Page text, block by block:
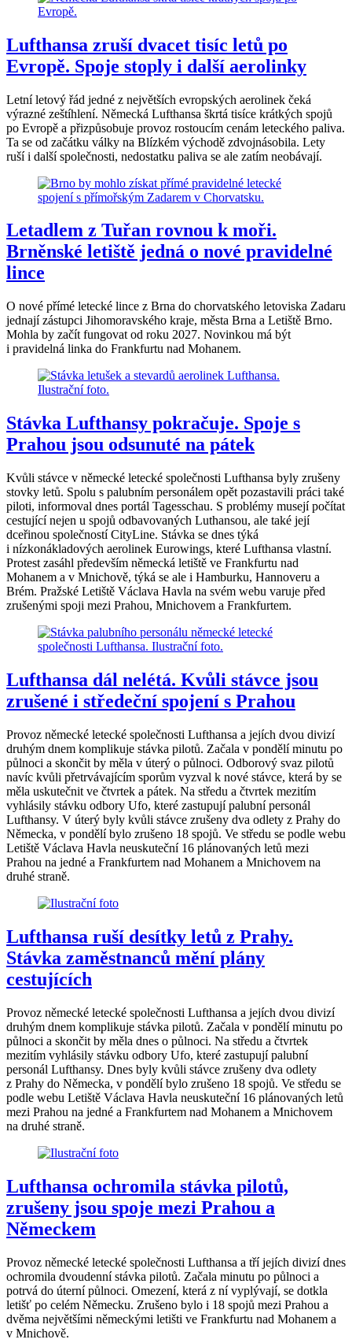
Lufthansa zruší dvacet tisíc letů po
Evropě. Spoje stoply i další aerolinky
Letní letový řád jedné z největších evropských aerolinek čeká
výrazné zeštíhlení. Německá Lufthansa škrtá tisíce krátkých spojů
po Evropě a přizpůsobuje provoz rostoucím cenám leteckého paliva.
Ta se od začátku války na Blízkém východě zdvojnásobila. Lety
ruší i další společnosti, nedostatku paliva se ale zatím neobávají.
Letadlem z Tuřan rovnou k moři.
Brněnské letiště jedná o nové pravidelné
lince
O nové přímé letecké lince z Brna do chorvatského letoviska Zadaru
jednají zástupci Jihomoravského kraje, města Brna a Letiště Brno.
Mohla by začít fungovat od roku 2027. Novinkou má být
i pravidelná linka do Frankfurtu nad Mohanem.
Stávka Lufthansy pokračuje. Spoje s
Prahou jsou odsunuté na pátek
Kvůli stávce v německé letecké společnosti Lufthansa byly zrušeny
stovky letů. Spolu s palubním personálem opět pozastavili práci také
piloti, informoval dnes portál Tagesschau. S problémy musejí počítat
cestující nejen u spojů odbavovaných Luthansou, ale také její
dceřinou společností CityLine. Stávka se dnes týká
i nízkonákladových aerolinek Eurowings, které Lufthansa vlastní.
Protest zasáhl především německá letiště ve Frankfurtu nad
Mohanem a v Mnichově, týká se ale i Hamburku, Hannoveru a
Brém. Pražské Letiště Václava Havla na svém webu varuje před
zrušenými spoji mezi Prahou, Mnichovem a Frankfurtem.
Lufthansa dál nelétá. Kvůli stávce jsou
zrušené i středeční spojení s Prahou
Provoz německé letecké společnosti Lufthansa a jejích dvou divizí
druhým dnem komplikuje stávka pilotů. Začala v pondělí minutu po
půlnoci a skončit by měla v úterý o půlnoci. Odborový svaz pilotů
navíc kvůli přetrvávajícím sporům vyzval k nové stávce, která by se
měla uskutečnit ve čtvrtek a pátek. Na středu a čtvrtek mezitím
vyhlásily stávku odbory Ufo, které zastupují palubní personál
Lufthansy. V úterý byly kvůli stávce zrušeny dva odlety z Prahy do
Německa, v pondělí bylo zrušeno 18 spojů. Ve středu se podle webu
Letiště Václava Havla neuskuteční 16 plánovaných letů mezi
Prahou na jedné a Frankfurtem nad Mohanem a Mnichovem na
druhé straně.
Lufthansa ruší desítky letů z Prahy.
Stávka zaměstnanců mění plány
cestujících
Provoz německé letecké společnosti Lufthansa a jejích dvou divizí
druhým dnem komplikuje stávka pilotů. Začala v pondělí minutu po
půlnoci a skončit by měla dnes o půlnoci. Na středu a čtvrtek
mezitím vyhlásily stávku odbory Ufo, které zastupují palubní
personál Lufthansy. Dnes byly kvůli stávce zrušeny dva odlety
z Prahy do Německa, v pondělí bylo zrušeno 18 spojů. Ve středu se
podle webu Letiště Václava Havla neuskuteční 16 plánovaných letů
mezi Prahou na jedné a Frankfurtem nad Mohanem a Mnichovem
na druhé straně.
Lufthansa ochromila stávka pilotů,
zrušeny jsou spoje mezi Prahou a
Německem
Provoz německé letecké společnosti Lufthansa a tří jejích divizí dnes
ochromila dvoudenní stávka pilotů. Začala minutu po půlnoci a
potrvá do úterní půlnoci. Omezení, která z ní vyplývají, se dotkla
letišť po celém Německu. Zrušeno bylo i 18 spojů mezi Prahou a
dvěma největšími německými letišti ve Frankfurtu nad Mohanem a
v Mnichově.